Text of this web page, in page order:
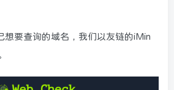
想要查询的域名，我们以友链的iMin